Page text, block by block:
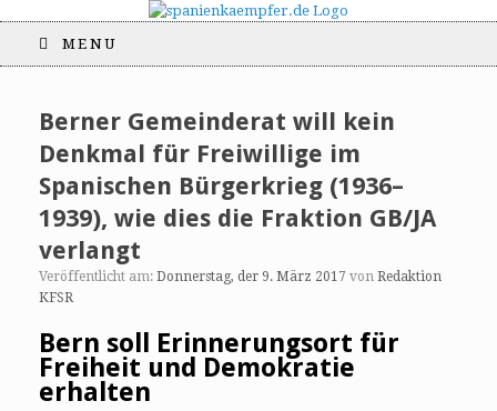
MENU
Berner Gemeinderat will kein
Denkmal für Freiwillige im
Spanischen Bürgerkrieg (1936–
1939), wie dies die Fraktion GB/JA
verlangt
Veröffentlicht am: Donnerstag, der 9. März 2017 von Redaktion
KFSR
Bern soll Erinnerungsort für
Freiheit und Demokratie
erhalten